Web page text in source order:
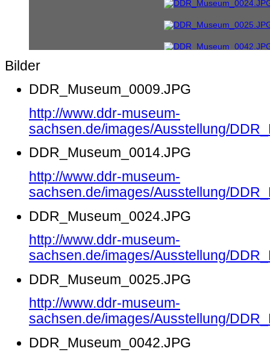
Bilder
DDR_Museum_0009.JPG
http://www.ddr-museum-
sachsen.de/images/Ausstellung/
DDR_Museum_0014.JPG
http://www.ddr-museum-
sachsen.de/images/Ausstellung/
DDR_Museum_0024.JPG
http://www.ddr-museum-
sachsen.de/images/Ausstellung/
DDR_Museum_0025.JPG
http://www.ddr-museum-
sachsen.de/images/Ausstellung/
DDR_Museum_0042.JPG